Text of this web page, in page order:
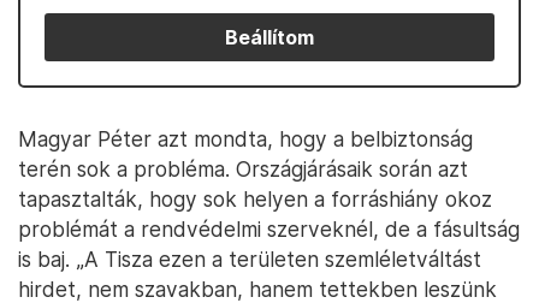
Beállítom
Magyar Péter azt mondta, hogy a belbiztonság
terén sok a probléma. Országjárásaik során azt
tapasztalták, hogy sok helyen a forráshiány okoz
problémát a rendvédelmi szerveknél, de a fásultság
is baj. „A Tisza ezen a területen szemléletváltást
hirdet, nem szavakban, hanem tettekben leszünk